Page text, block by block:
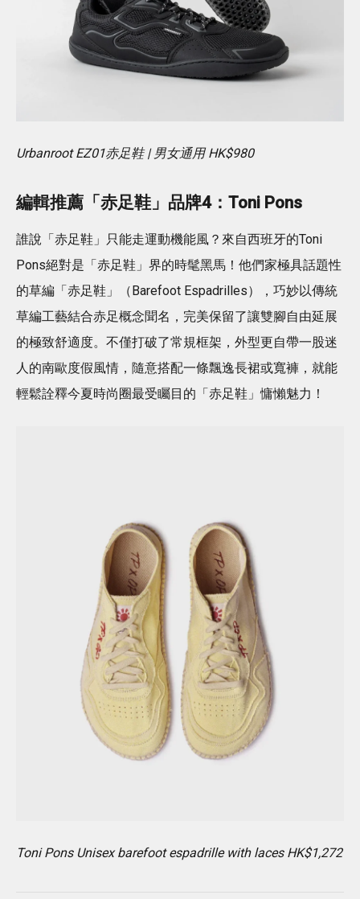
Urbanroot EZ01赤足鞋 | 男女通用 HK$980
編輯推薦「赤足鞋」品牌4：Toni Pons
誰說「赤足鞋」只能走運動機能風？來自西班牙的Toni
Pons絕對是「赤足鞋」界的時髦黑馬！他們家極具話題性
的草編「赤足鞋」（Barefoot Espadrilles），巧妙以傳統
草編工藝結合赤足概念聞名，完美保留了讓雙腳自由延展
的極致舒適度。不僅打破了常規框架，外型更自帶一股迷
人的南歐度假風情，隨意搭配一條飄逸長裙或寬褲，就能
輕鬆詮釋今夏時尚圈最受矚目的「赤足鞋」慵懶魅力！
Toni Pons Unisex barefoot espadrille with laces HK$1,272